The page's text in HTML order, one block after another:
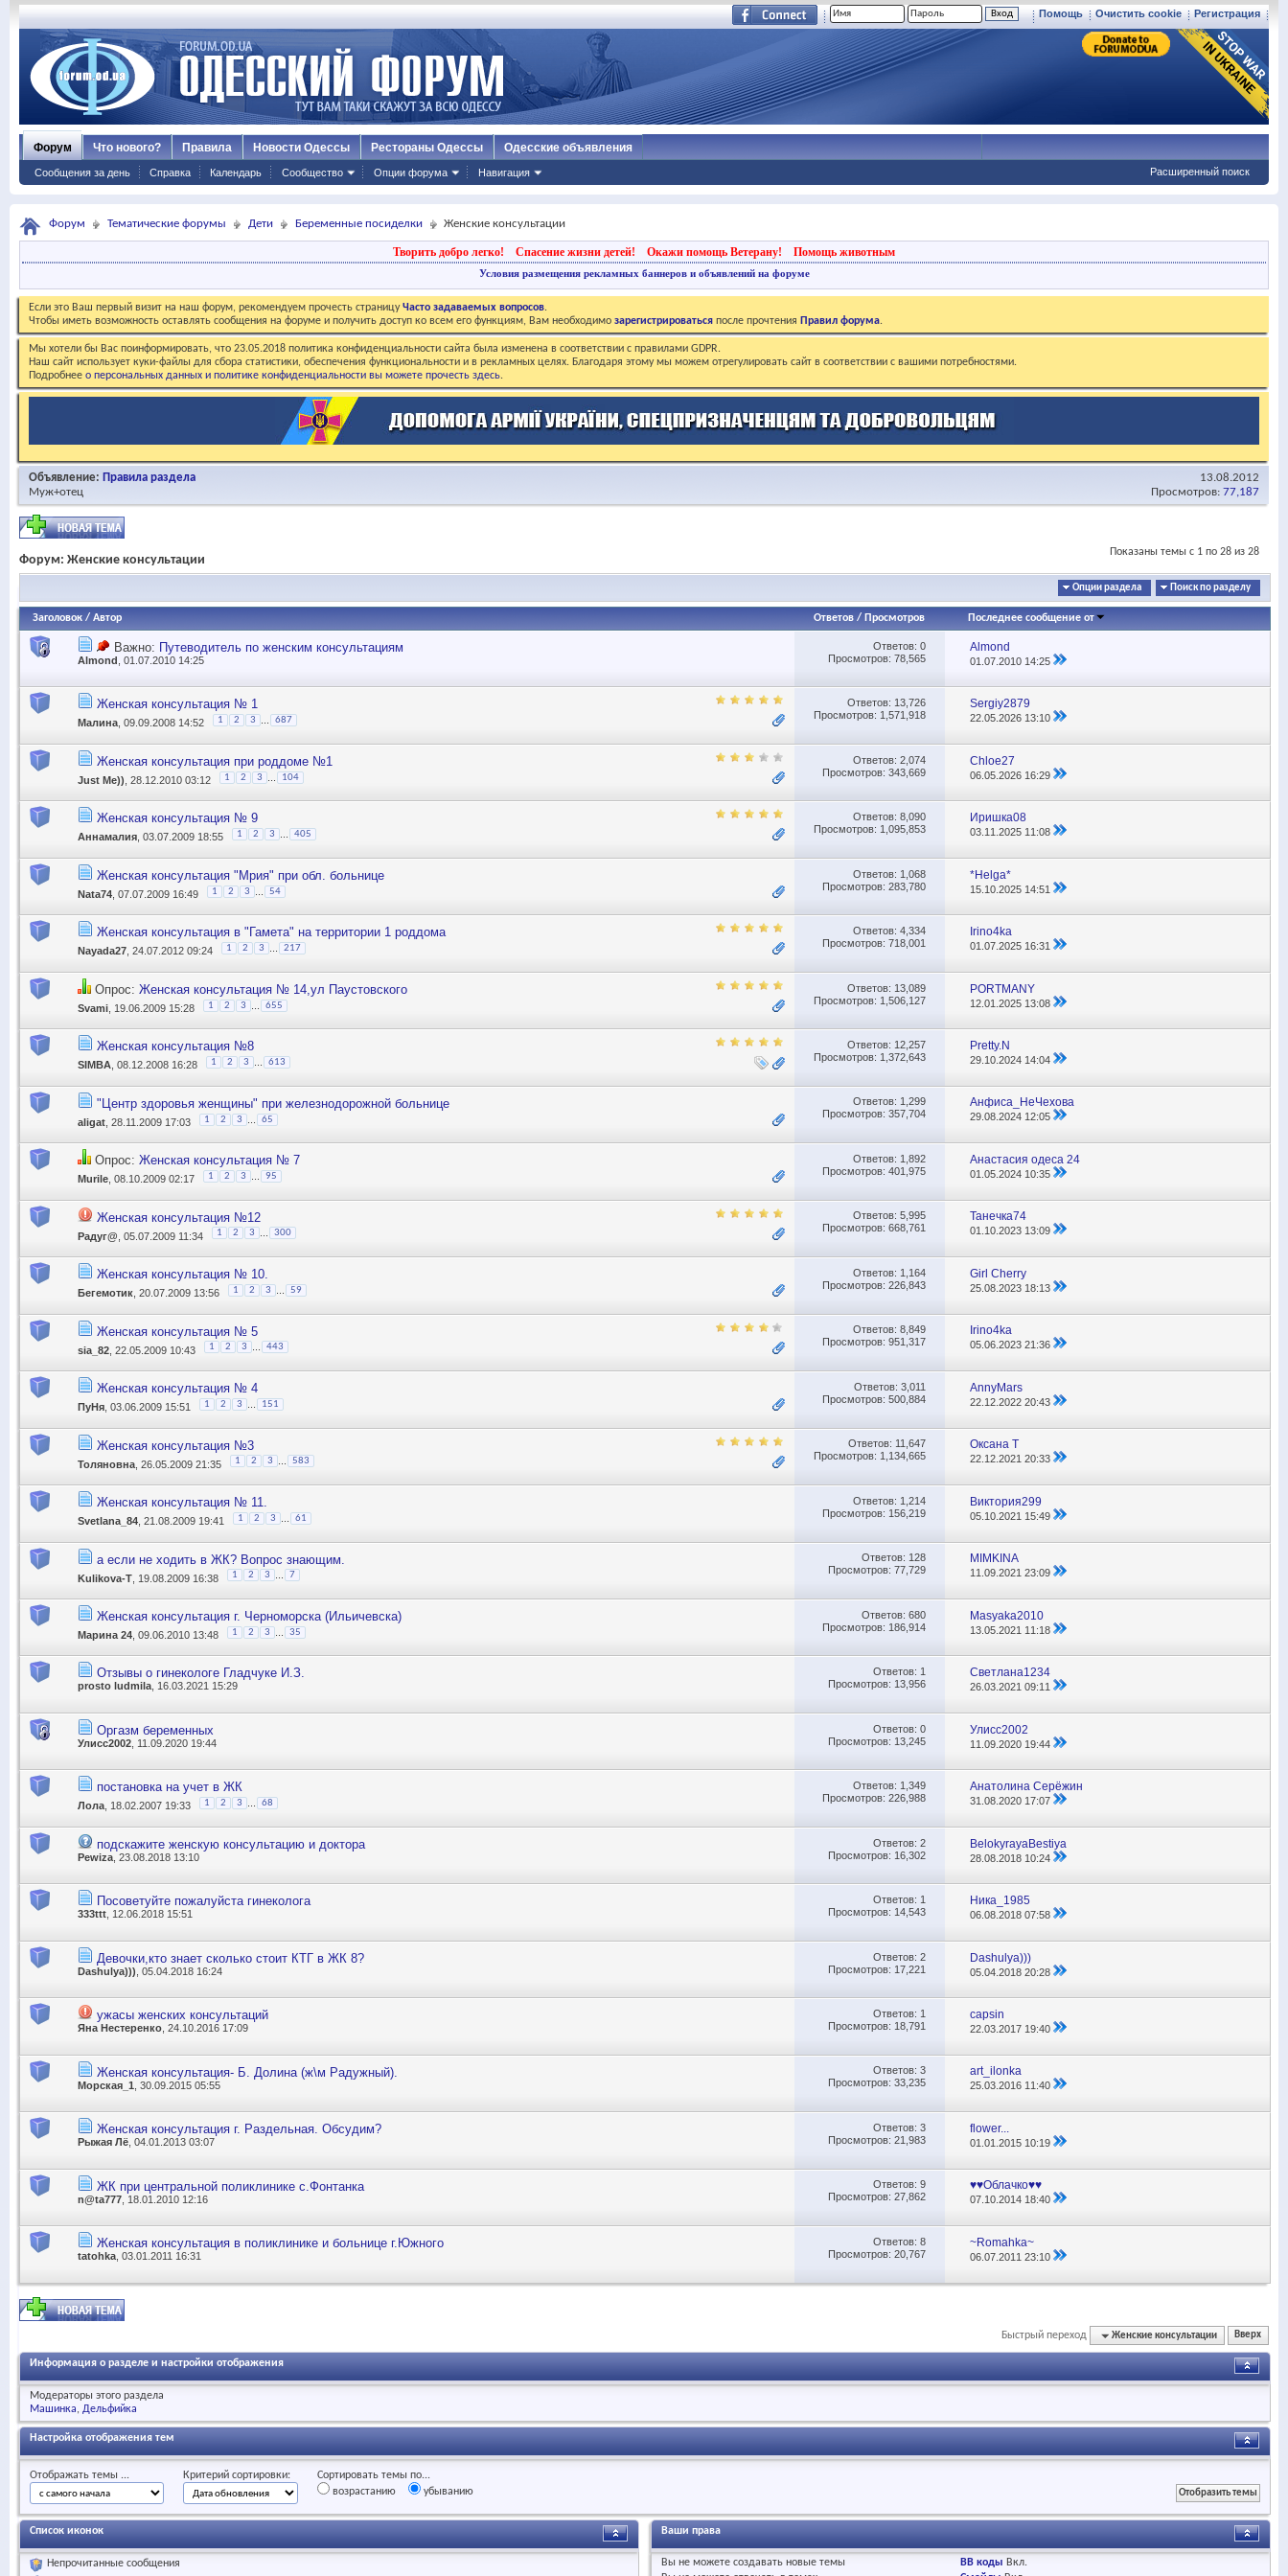
Регистрация
Очистить cookie
Помощь
Форум
Сообщения за день Справка Календарь Сообщество Опции форума Навигация
Что нового? Правила Новости Одессы Рестораны Одессы Одесские объявления
Расширенный поиск
Форум Тематические форумы Дети Беременные посиделки Женские консультации
Творить добро легко! Спасение жизни детей! Окажи помощь Ветерану! Помощь животным
Условия размещения рекламных баннеров и объявлений на форуме
Если это Ваш первый визит на наш форум, рекомендуем прочесть страницуЧасто задаваемых вопросов.
Чтобы иметь возможность оставлять сообщения на форуме и получить доступ ко всем его функциям, Вам необходимо зарегистрироваться после прочтения Правил форума.
Мы хотели бы Вас поинформировать, что 23.05.2018 политика конфиденциальности сайта была изменена в соответствии с правилами GDPR.
Наш сайт использует куки-файлы для сбора статистики, обеспечения функциональности и в рекламных целях. Благодаря этому мы можем отрегулировать сайт в соответствии с вашими потребностями.
Подробнее о персональных данных и политике конфиденциальности вы можете прочесть здесь.
Объявление: Правила раздела
Муж+отец
13.08.2012
Просмотров: 77,187
Показаны темы с 1 по 28 из 28
Форум: Женские консультации
Опции раздела Поиск по разделу
Заголовок / Автор Ответов/ Просмотров Последнее сообщение от
Важно: Путеводитель по женским консультациям
Almond , 01.07.2010 14:25
Ответов: 0
Просмотров: 78,565
Almond
01.07.2010 14:25
Женская консультация № 1
Малина , 09.09.2008 14:52 1 2 3 687
Ответов: 13,726
Просмотров: 1,571,918
Sergiy2879
22.05.2026 13:10
Женская консультация при роддоме №1
Just Me)) , 28.12.2010 03:12 1 2 3 104
Ответов: 2,074
Просмотров: 343,669
Chloe27
06.05.2026 16:29
Женская консультация № 9
Аннамалия , 03.07.2009 18:55 1 2 3 405
Ответов: 8,090
Просмотров: 1,095,853
Иришка08
03.11.2025 11:08
Женская консультация "Мрия" при обл. больнице
Nata74 , 07.07.2009 16:49 1 2 3 54
Ответов: 1,068
Просмотров: 283,780
*Helga*
15.10.2025 14:51
Женская консультация в "Гамета" на территории 1 роддома
Nayada27 , 24.07.2012 09:24 1 2 3 217
Ответов: 4,334
Просмотров: 718,001
Irino4ka
01.07.2025 16:31
Опрос: Женская консультация № 14,ул Паустовского
Svami , 19.06.2009 15:28 1 2 3 655
Ответов: 13,089
Просмотров: 1,506,127
PORTMANY
12.01.2025 13:08
Женская консультация №8
SIMBA , 08.12.2008 16:28 1 2 3 613
Ответов: 12,257
Просмотров: 1,372,643
Pretty.N
29.10.2024 14:04
"Центр здоровья женщины" при железнодорожной больнице
aligat , 28.11.2009 17:03 1 2 3 65
Ответов: 1,299
Просмотров: 357,704
Анфиса_НеЧехова
29.08.202412:05
Опрос: Женская консультация № 7
Murile , 08.10.2009 02:17 1 2 3 95
Ответов: 1,892
Просмотров: 401,975
Анастасия одеса 24
01.05.2024 10:35
Женская консультация №12
Радуг@ , 05.07.2009 11:34 1 2 3 ... 300
Ответов: 5,995
Просмотров: 668,761
Танечка74
01.10.202313:09
Женская консультация № 10.
Бегемотик , 20.07.2009 13:56 1 2 3 59
Ответов: 1,164
Просмотров: 226,843
Girl Cherry
25.08.2023 18:13
Женская консультация № 5
sia_82 , 22.05.2009 10:43 1 2 3 443
Ответов: 8,849
Просмотров: 951,317
Irino4ka
05.06.202321:36
Женская консультация № 4
ПуНя , 03.06.2009 15:51 1 2 3 151
Ответов: 3,011
Просмотров: 500,884
AnnyMars
22.12.202220:43
Женская консультация №3
Толяновна , 26.05.2009 21:35 1 2 3 583
Ответов: 11,647
Просмотров: 1,134,665
Оксана Т
22.12.202120:33
Женская консультация № 11.
Svetlana_84 , 21.08.2009 19:41 1 2 3 61
Ответов: 1,214
Просмотров: 156,219
Виктория299
05.10.2021 15:49
а если не ходить в ЖК? Вопрос знающим.
Kulikova-T , 19.08.2009 16:38 1 2 3 7
Ответов: 128
Просмотров: 77,729
MIMKINA
11.09.202123:09
Женская консультация г. Черноморска (Ильичевска)
Марина 24 , 09.06.2010 13:48 1 2 3 35
Ответов: 680
Просмотров: 186,914
Masyaka2010
13.05.2021 11:18
Отзывы о гинекологе Гладчуке И.З.
prosto ludmila, 16.03.2021 15:29
Ответов: 1
Просмотров: 13,956
Светлана1234
26.03.202109:11
Оргазм беременных
Улисс2002 , 11.09.2020 19:44
Ответов: 0
Просмотров: 13,245
Улисс2002
11.09.2020 19:44
постановка на учет в ЖК
Лола , 18.02.2007 19:33 1 2 3 68
Ответов: 1,349
Просмотров: 226,988
Анатолина Серёжин
31.08.2020 17:07
подскажите женскую консультацию и доктора
Pewiza , 23.08.2018 13:10
Ответов: 2
Просмотров: 16,302
BelokyrayaBestiya
28.08.2018 10:24
Посоветуйте пожалуйста гинеколога
333ttt , 12.06.2018 15:51
Ответов: 1
Просмотров: 14,543
Ника_1985
06.08.201807:58
Девочки,кто знает сколько стоит КТГ в ЖК 8?
Dashulya))) , 05.04.2018 16:24
Ответов: 2
Просмотров: 17,221
Dashulya)))
05.04.201820:28
ужасы женских консультаций
Яна Нестеренко , 24.10.2016 17:09
Ответов: 1
Просмотров: 18,791
capsin
22.03.2017 19:40
Женская консультация- Б. Долина (ж\м Радужный).
Морская_1 , 30.09.2015 05:55
Ответов: 3
Просмотров: 33,235
art_ilonka
25.03.201611:40
Женская консультация г. Раздельная. Обсудим?
Рыжая Лё , 04.01.2013 03:07
Ответов: 3
Просмотров: 21,983
flower...
01.01.2015 10:19
ЖК при центральной поликлинике с.Фонтанка
n@ta777 , 18.01.2010 12:16
Ответов: 9
Просмотров: 27,862
♥♥Облачко♥♥
07.10.2014 18:40
Женская консультация в поликлинике и больнице г.Южного
tatohka , 03.01.2011 16:31
Ответов: 8
Просмотров: 20,767
~Romahka~
06.07.201123:10
Быстрый переход Женские консультации Вверх
Информация о разделе и настройки отображения
Модераторы этого раздела
Машинка Дельфийка
Настройка отображения тем
Отображать темы ... Критерий сортировки:
Сортировать темы по...
возрастанию
убыванию
Список иконок
Непрочитанные сообщения
Ваши права
Вы не можетесоздавать новые темы
BB коды Вкл.